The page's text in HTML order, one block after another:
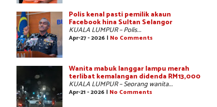
Polis kenal pasti pemilik akaun
Facebook hina Sultan Selangor
KUALA LUMPUR – Polis...
Apr-27 - 2026 | No Comments
Wanita mabuk langgar lampu merah
terlibat kemalangan didenda RM13,000
KUALA LUMPUR – Seorang wanita...
Apr-21 - 2026 | No Comments